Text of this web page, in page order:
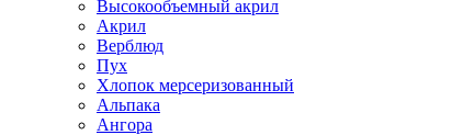
Высокообъемный акрил
Акрил
Верблюд
Пух
Хлопок мерсеризованный
Альпака
Ангора